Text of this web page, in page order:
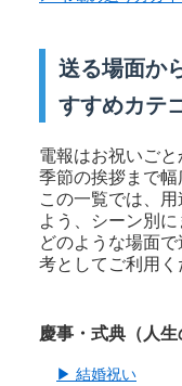
送る場面か
すすめカテ
電報はお祝いごと
季節の挨拶まで幅
この一覧では、
よう、シーン別に
どのような場面
考としてご利用く
慶事・式典（人生
▶ 結婚祝い